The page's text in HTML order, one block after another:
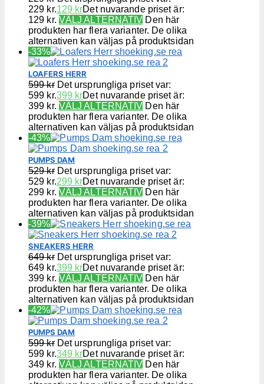
229 kr.129 krDet nuvarande priset är:
129 kr. VÄLJ ALTERNATIV Den här
produkten har flera varianter. De olika
alternativen kan väljas på produktsidan
-33%
LOAFERS HERR
599kr Det ursprungliga priset var:
599 kr.399 krDet nuvarande priset är:
399 kr. VÄLJ ALTERNATIV Den här
produkten har flera varianter. De olika
alternativen kan väljas på produktsidan
-43%
PUMPS DAM
529kr Det ursprungliga priset var:
529 kr.299 krDet nuvarande priset är:
299 kr. VÄLJ ALTERNATIV Den här
produkten har flera varianter. De olika
alternativen kan väljas på produktsidan
-39%
SNEAKERS HERR
649kr Det ursprungliga priset var:
649 kr.399 krDet nuvarande priset är:
399 kr. VÄLJ ALTERNATIV Den här
produkten har flera varianter. De olika
alternativen kan väljas på produktsidan
-42%
PUMPS DAM
599kr Det ursprungliga priset var:
599 kr.349 krDet nuvarande priset är:
349 kr. VÄLJ ALTERNATIV Den här
produkten har flera varianter. De olika